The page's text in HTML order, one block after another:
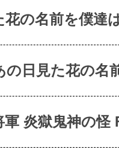
花の名前を僕達
の日見た花の名
軍 炎獄鬼神の怪